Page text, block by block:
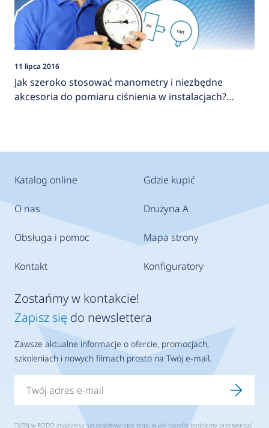
11 lipca 2016
Jak szeroko stosować manometry i niezbędne
akcesoria do pomiaru ciśnienia w instalacjach?
Katalog online
O nas
Obsługa i pomoc
Kontakt
Gdzie kupić
Drużyna A
Mapa strony
Konfiguratory
Zostańmy w kontakcie!
Zapisz się do newslettera
Zawsze aktualne informacje o ofercie, promocjach,
szkoleniach i nowych filmach prosto na Twój e-mail.
TUTAJ w RODO znajdziesz szczegółowy opis tego, w jaki sposób będziemy przetwarzać